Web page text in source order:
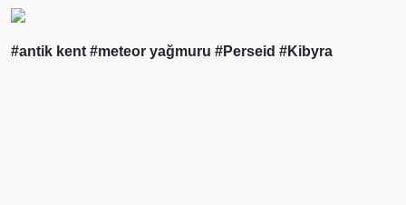
#antik kent #meteor yağmuru #Perseid #Kibyra